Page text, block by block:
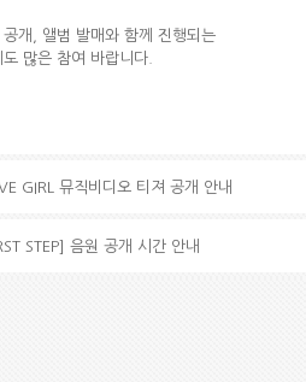
개, 앨범 발매와 함께 진행되는
많은 참여 바랍니다.
GIRL 뮤직비디오 티져 공개 안내
STEP] 음원 공개 시간 안내